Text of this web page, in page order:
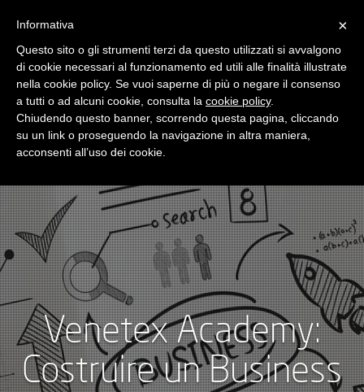
Toggle
Venetex Academy:
Costruire un Business
×
Informativa
Questo sito o gli strumenti terzi da questo utilizzati si avvalgono
di cookie necessari al funzionamento ed utili alle finalità illustrate
nella cookie policy. Se vuoi saperne di più o negare il consenso
a tutti o ad alcuni cookie, consulta la cookie policy.
Chiudendo questo banner, scorrendo questa pagina, cliccando
su un link o proseguendo la navigazione in altra maniera,
acconsenti all’uso dei cookie.